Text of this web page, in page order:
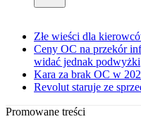
Złe wieści dla
Ceny OC na przekór
widać jednak podwyżki
Kara za brak OC w
Revolut staruje ze
Promowane treści